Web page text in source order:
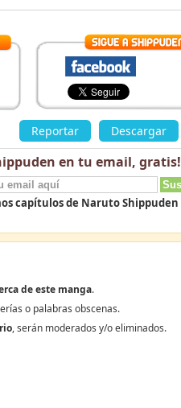
Reportar Descargar
en tu email, gratis!
capítulos de Naruto Shippuden
de este manga.
o palabras obscenas.
, serán moderados y/o eliminados.